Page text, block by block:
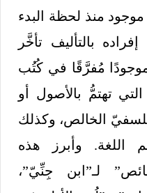
منذ لحظة البدء
بالتأليف تأخَّر
مُفرَّقًا في كُتُب
تهتمُّ بالأصول أو
الخالص، وكذلك
وأبرز هذه
لـ”ابن جِنِّيّ”،